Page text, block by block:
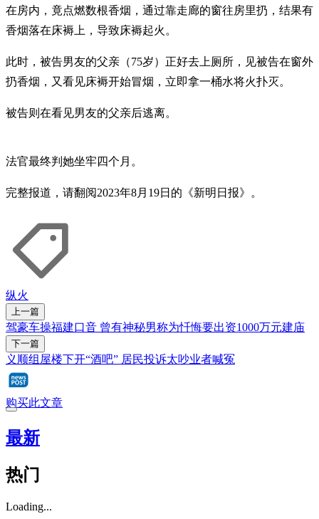
在房内，竟点燃数根香烟，通过靠走廊的窗往房里扔，结果有
香烟落在床褥上，导致床褥起火。
此时，被告男友的父亲（75岁）正好去上厕所，见被告在窗外
扔香烟，又看见床褥开始冒烟，立即拿一桶水将火扑灭。
被告则在看见男友的父亲后逃离。
法官最终判她坐牢四个月。
完整报道，请翻阅2023年8月19日的《新明日报》。
纵火
上一篇
驾豪车操福建口音 曾有神秘男称为忏悔要出资1000万元建庙
下一篇
义顺组屋楼下开“酒吧” 居民投诉太吵业者喊冤
购买此文章
最新
热门
Loading...